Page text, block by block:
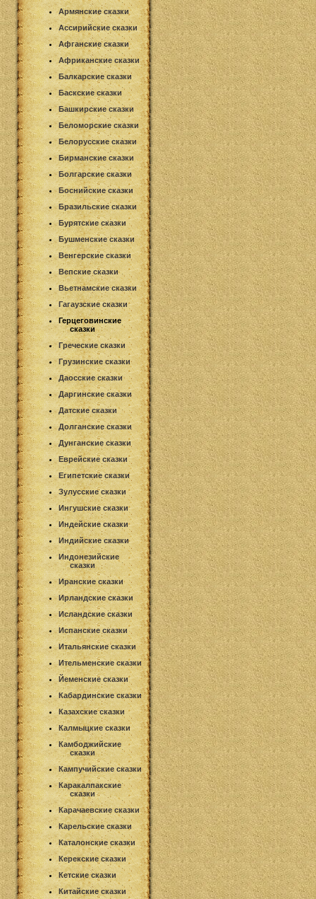
Армянские сказки
Ассирийские сказки
Афганские сказки
Африканские сказки
Балкарские сказки
Баскские сказки
Башкирские сказки
Беломорские сказки
Белорусские сказки
Бирманские сказки
Болгарские сказки
Боснийские сказки
Бразильские сказки
Бурятские сказки
Бушменские сказки
Венгерские сказки
Вепские сказки
Вьетнамские сказки
Гагаузские сказки
Герцеговинские
сказки
Греческие сказки
Грузинские сказки
Даосские сказки
Даргинские сказки
Датские сказки
Долганские сказки
Дунганские сказки
Еврейские сказки
Египетские сказки
Зулусские сказки
Ингушские сказки
Индейские сказки
Индийские сказки
Индонезийские
сказки
Иранские сказки
Ирландские сказки
Исландские сказки
Испанские сказки
Итальянские сказки
Ительменские сказки
Йеменские сказки
Кабардинские сказки
Казахские сказки
Калмыцкие сказки
Камбоджийские
сказки
Кампучийские сказки
Каракалпакские
сказки
Карачаевские сказки
Карельские сказки
Каталонские сказки
Керекские сказки
Кетские сказки
Китайские сказки